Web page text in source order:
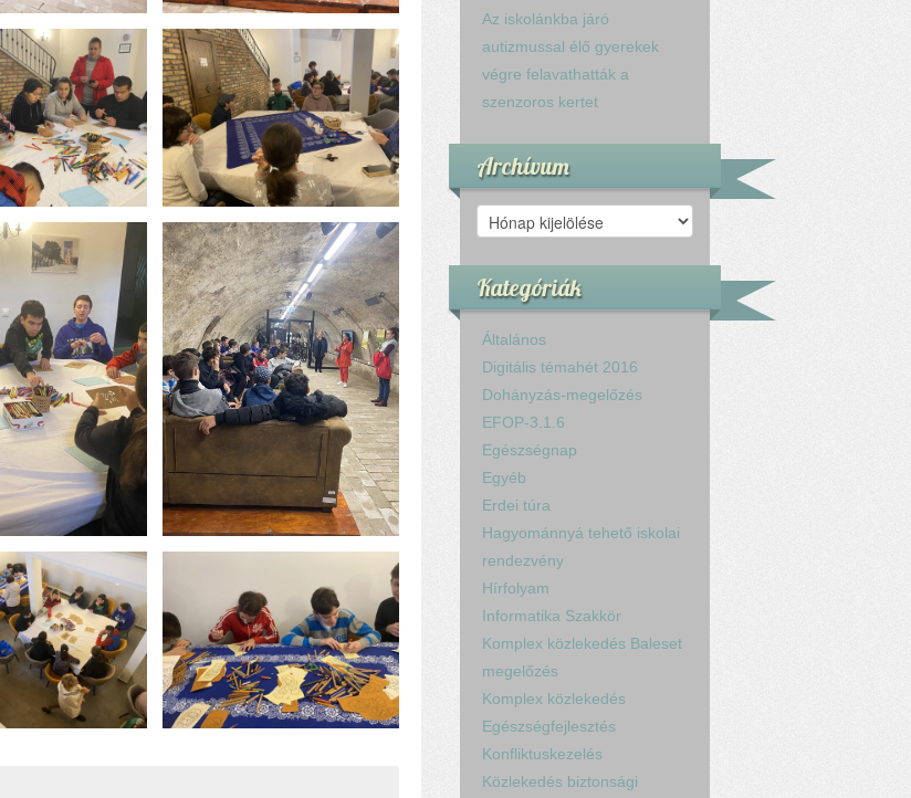
Az iskolánkba járó
autizmussal élő gyerekek
végre felavathatták a
szenzoros kertet
Archívum
Archívum
Kategóriák
Általános
Digitális témahét 2016
Dohányzás-megelőzés
EFOP-3.1.6
Egészségnap
Egyéb
Erdei túra
Hagyománnyá tehető iskolai
rendezvény
Hírfolyam
Informatika Szakkör
Komplex közlekedés Baleset
megelőzés
Komplex közlekedés
Egészségfejlesztés
Konfliktuskezelés
Közlekedés biztonsági